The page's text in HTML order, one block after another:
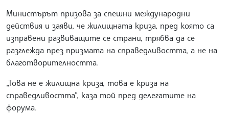
Министърът призова за спешни международни
действия и заяви, че жилищната криза, пред която са
изправени развиващите се страни, трябва да се
разглежда през призмата на справедливостта, а не на
благотворителността.
„Това не е жилищна криза, това е криза на
справедливостта“, каза той пред делегатите на
форума.